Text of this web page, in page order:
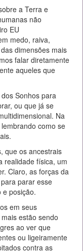
a Terra e
não
EU
medo, raiva,
dimensões mais
falar diretamente
aqueles que
Sonhos para
ou que já se
Na
como se
que os ancestrais
realidade física, um
Claro, as forças da
parar esse
e posição.
em seus
estão sendo
ao ver que
ou ligeiramente
contra as